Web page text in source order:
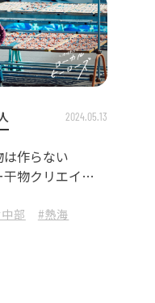
2024.05.13
作らない
干物クリエイタ
部 #熱海